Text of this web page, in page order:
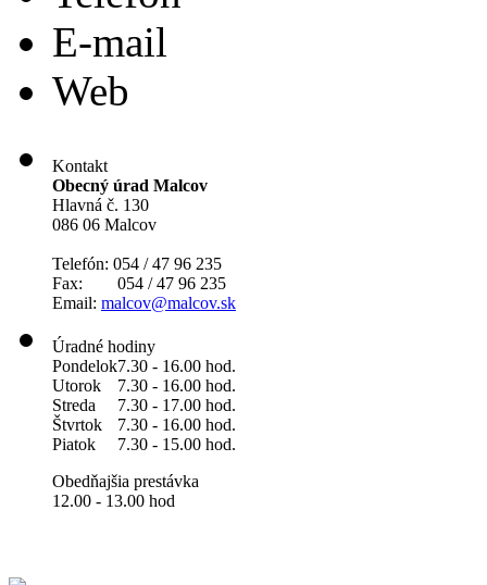
E-mail
Web
Kontakt
Obecný úrad Malcov
Hlavná č. 130
086 06 Malcov
Telefón: 054 / 47 96 235
Fax: 054 / 47 96 235
Email: malcov@malcov.sk
Úradné hodiny
Pondelok7.30 - 16.00 hod.
Utorok
7.30 - 16.00 hod.
Streda
7.30 - 17.00 hod.
Štvrtok
7.30 - 16.00 hod.
Piatok
7.30 - 15.00 hod.
Obedňajšia prestávka
12.00 - 13.00 hod